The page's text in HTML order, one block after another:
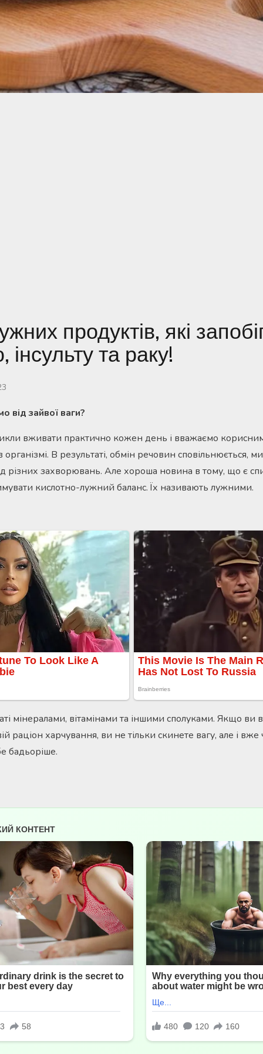
продуктів, які
інсульту та раку!
від зайвої ваги?
вживати практично кожен день і вважаємо
В результаті, обмін речовин сповільнюється,
різних захворювань. Але хороша новина в тому, що є
кислотно-лужний баланс. Їх називають лужними.
мінералами, вітамінами та іншими сполуками. Якщо ви
раціон харчування, ви не тільки скинете вагу, але і
бадьоріше.